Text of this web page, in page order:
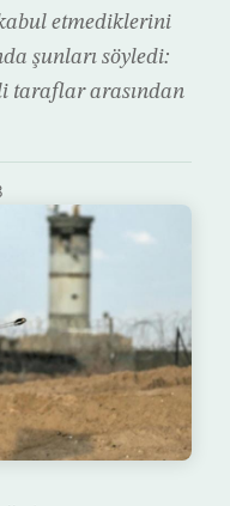
kabul etmediklerini
şunları söyledi:
taraflar arasından